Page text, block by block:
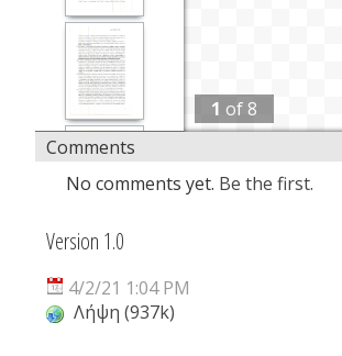
1 of8
Comments
No comments yet. Be the first.
Version 1.0
4/2/21 1:04 PM
Λήψη (937k)